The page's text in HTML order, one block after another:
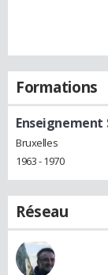
Formations
Enseignement
Bruxelles
1963 - 1970
Réseau